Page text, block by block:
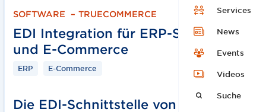
Services
News
Events
Videos
Suche
SOFTWARE – TRUECOMMERCE
EDI Integration für ERP-Systeme
und E-Commerce
ERP E-Commerce
Die EDI-Schnittstelle von